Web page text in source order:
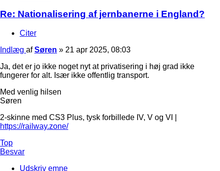
Re: Nationalisering af jernbanerne i England?
Citer
Indlæg afSøren » 21 apr 2025, 08:03
Ja, det er jo ikke noget nyt at privatisering i høj grad ikke
fungerer for alt. Især ikke offentlig transport.
Med venlig hilsen
Søren
2-skinne med CS3 Plus, tysk forbillede IV, V og VI |
https://railway.zone/
Top
Besvar
Udskriv emne